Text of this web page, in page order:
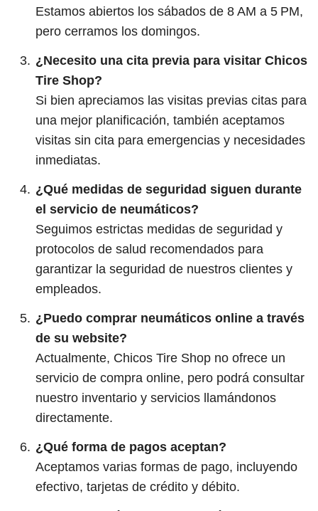
Estamos abiertos los sábados de 8 AM a 5 PM,
pero cerramos los domingos.
¿Necesito una cita previa para visitar Chicos
Tire Shop?
Si bien apreciamos las visitas previas citas para
una mejor planificación, también aceptamos
visitas sin cita para emergencias y necesidades
inmediatas.
¿Qué medidas de seguridad siguen durante
el servicio de neumáticos?
Seguimos estrictas medidas de seguridad y
protocolos de salud recomendados para
garantizar la seguridad de nuestros clientes y
empleados.
¿Puedo comprar neumáticos online a través
de su website?
Actualmente, Chicos Tire Shop no ofrece un
servicio de compra online, pero podrá consultar
nuestro inventario y servicios llamándonos
directamente.
¿Qué forma de pagos aceptan?
Aceptamos varias formas de pago, incluyendo
efectivo, tarjetas de crédito y débito.